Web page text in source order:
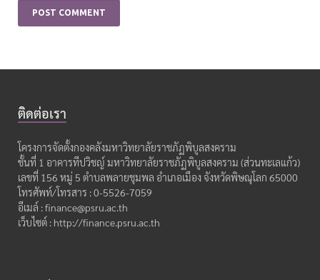
ติดต่อเรา
โครงการจัดตั้งกองคลังมหาวิทยาลัยราชภัฏพิบูลสงคราม
ชั้นที่ 1 อาคารทีปวิชญ์ มหาวิทยาลัยราชภัฏพิบูลสงคราม (ส่วนทะเลแก้ว)
เลขที่ 156 หมู่ 5 ตำบลพลายชุมพล อำเภอเมือง จังหวัดพิษณุโลก 65000
โทรศัพท์/โทรสาร : 0-5526-7059
อีเมล์ : finance@psru.ac.th
เว็บไซต์ : http://finance.psru.ac.th